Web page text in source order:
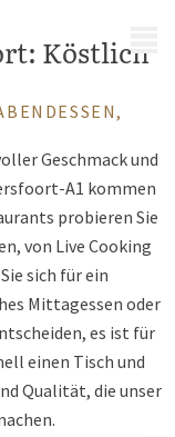
Köstlich
Geschmack und
A1 kommen
probieren Sie
von Live Cooking
sich für ein
Mittagessen oder
es ist für
einen Tisch und
Qualität, die unser